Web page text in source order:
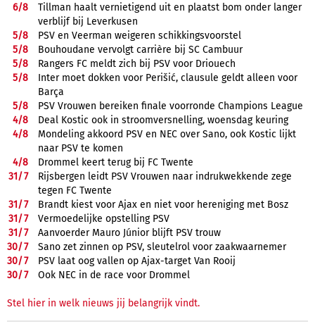
6/8
Tillman haalt vernietigend uit en plaatst bom onder langer
verblijf bij Leverkusen
5/8
PSV en Veerman weigeren schikkingsvoorstel
5/8
Bouhoudane vervolgt carrière bij SC Cambuur
5/8
Rangers FC meldt zich bij PSV voor Driouech
5/8
Inter moet dokken voor Perišić, clausule geldt alleen voor
Barça
5/8
PSV Vrouwen bereiken finale voorronde Champions League
4/8
Deal Kostic ook in stroomversnelling, woensdag keuring
4/8
Mondeling akkoord PSV en NEC over Sano, ook Kostic lijkt
naar PSV te komen
4/8
Drommel keert terug bij FC Twente
31/7
Rijsbergen leidt PSV Vrouwen naar indrukwekkende zege
tegen FC Twente
31/7
Brandt kiest voor Ajax en niet voor hereniging met Bosz
31/7
Vermoedelijke opstelling PSV
31/7
Aanvoerder Mauro Júnior blijft PSV trouw
30/7
Sano zet zinnen op PSV, sleutelrol voor zaakwaarnemer
30/7
PSV laat oog vallen op Ajax-target Van Rooij
30/7 Ook NEC in de race voor Drommel
Stel hier in welk nieuws jij belangrijk vindt.